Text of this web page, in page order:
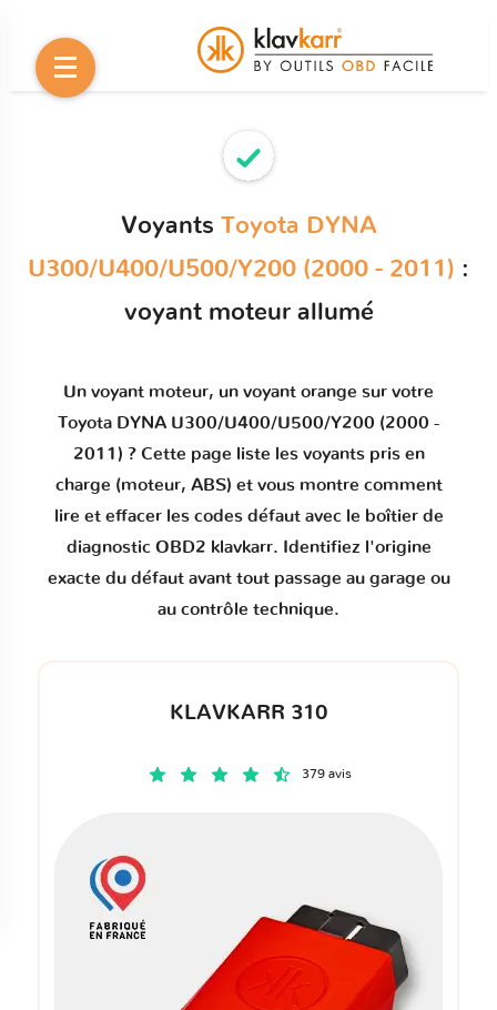
Voyants Toyota DYNA
U300/U400/U500/Y200 (2000 - 2011) :
voyant moteur allumé
Un voyant moteur, un voyant orange sur votre
Toyota DYNA U300/U400/U500/Y200 (2000 -
2011) ? Cette page liste les voyants pris en
charge (moteur, ABS) et vous montre comment
lire et effacer les codes défautavec le boîtier de
diagnostic OBD2 klavkarr. Identifiez l'origine
exacte du défaut avant tout passage au garage ou
au contrôle technique.
KLAVKARR 310
379 avis